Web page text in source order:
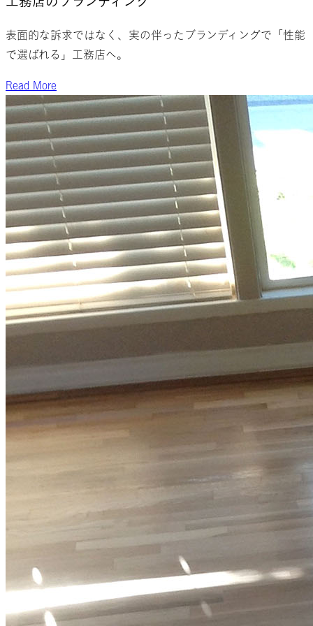
表面的な訴求ではなく、実の伴ったブランディングで「性能
で選ばれる」工務店へ。
Read More